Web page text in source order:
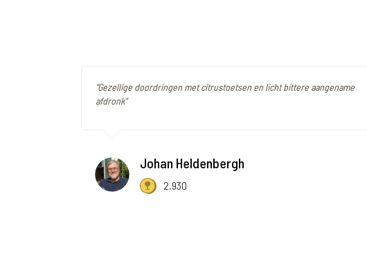
"Gezellige doordringen met citrustoetsen en licht bittere aangename
afdronk"
Johan Heldenbergh
2.930